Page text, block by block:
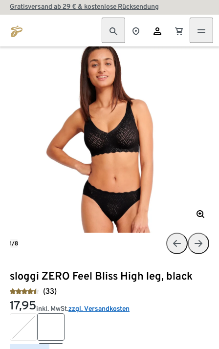
Gratisversand ab 29 € & kostenlose Rücksendung
sloggi ZERO Feel Bliss High leg, black
(33)
17,95inkl. MwSt.zzgl. Versandkosten
1/8